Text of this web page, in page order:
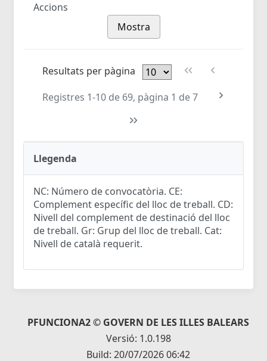
Accions
Mostra
Resultats per pàgina
Registres 1-10 de 69, pàgina 1 de 7
Llegenda
NC: Número de convocatòria. CE:
Complement específic del lloc de treball. CD:
Nivell del complement de destinació del lloc
de treball. Gr: Grup del lloc de treball. Cat:
Nivell de català requerit.
PFUNCIONA2 © GOVERN DE LES ILLES BALEARS
Versió: 1.0.198
Build: 20/07/2026 06:42